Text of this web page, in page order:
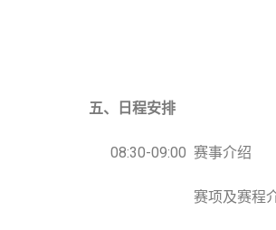
五、日程安排
08:30-09:00 赛事介绍
赛项及赛程介